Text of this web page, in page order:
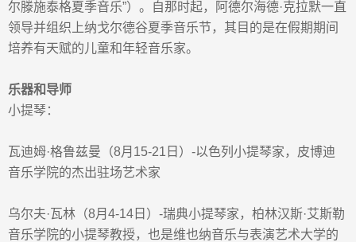
尔滕施泰格夏季音乐”）。自那时起，阿德尔海德·克拉默一直
领导并组织上纳戈尔德谷夏季音乐节， 其目的是在假期期间
培养有天赋的儿童和年轻音乐家。
乐器和导师
小提琴：
瓦迪姆·格鲁兹曼（8月 15-21 日） -以色列小提琴家，皮博迪
音乐学院的杰出驻场艺术家
乌尔夫·瓦林 （8月 4-14 日） -瑞典小提琴家，柏林汉斯·艾斯勒
音乐学院的小提琴教授，也是维也纳音乐与表演艺术大学的